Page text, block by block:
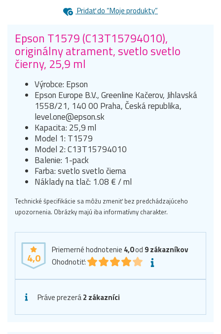
Pridať do “Moje produkty”
Epson T1579 (C13T15794010),
originálny atrament, svetlo svetlo
čierny, 25,9 ml
Výrobce: Epson
Epson Europe B.V., Greenline Kačerov, Jihlavská
1558/21, 140 00 Praha, Česká republika,
level.one@epson.sk
Kapacita: 25,9 ml
Model 1: T1579
Model 2: C13T15794010
Balenie: 1-pack
Farba: svetlo svetlo čierna
Náklady na tlač: 1.08 € / ml
Technické špecifikácie sa môžu zmeniť bez predchádzajúceho
upozornenia. Obrázky majú iba informatívny charakter.
4,0
Priemerné hodnotenie 4,0od 9zákazníkov
Ohodnotiť:
Práve prezerá2 zákazníci